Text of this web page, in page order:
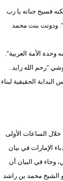
فسيح جناته يا رب
ودونت بنت محمد
الأمة العربية".
"رحم الله زايد..
الحقيقية لبناء
وعرب، خلال الساعات الأولى
الإمارات في بيان
وجاء في البيان أن
و الشيخ محمد بن راشد